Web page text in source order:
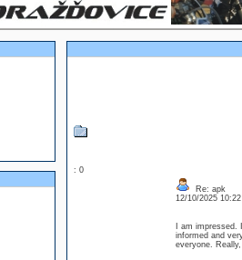
: 0
Re: apk
12/10/2025
I am
informed and
everyone.